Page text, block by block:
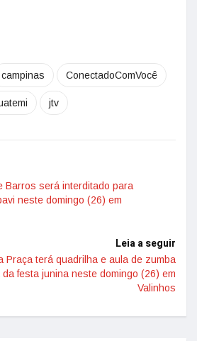
campinas ConectadoComVocê
jtv
Barros será interditado para
neste domingo (26) em
Leia a seguir
Praça terá quadrilha e aula de zumba
da festa junina neste domingo (26) em
Valinhos